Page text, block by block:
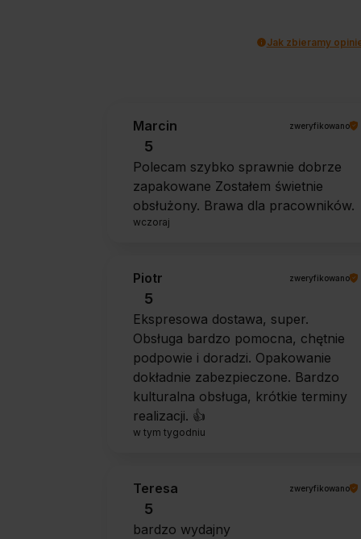
Jak zbieramy
Marcin zweryfikowano
5
Polecam szybko sprawnie dobrze
zapakowane Zostałem świetnie
obsłużony. Brawa dla pracowników.
wczoraj
Piotr zweryfikowano
5
Ekspresowa dostawa, super.
Obsługa bardzo pomocna, chętnie
podpowie i doradzi. Opakowanie
dokładnie zabezpieczone. Bardzo
kulturalna obsługa, krótkie terminy
realizacji. 👍️
w tym tygodniu
Teresa zweryfikowano
5
bardzo wydajny